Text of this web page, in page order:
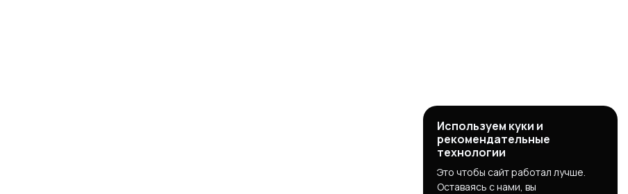
Используем куки и
рекомендательные
технологии
Это чтобы сайт работал лучше.
Оставаясь с нами, вы